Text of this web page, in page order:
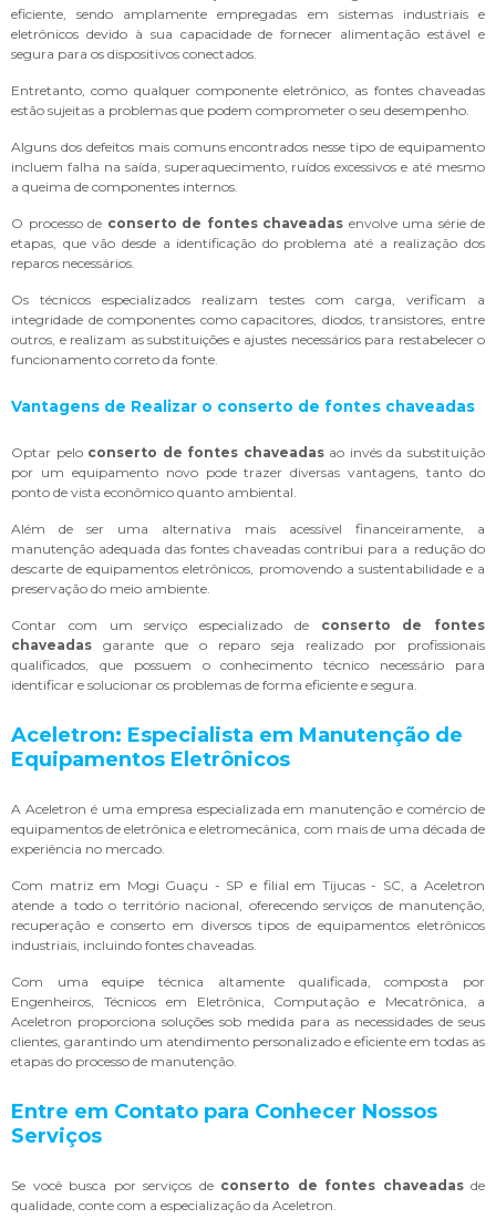
eficiente, sendo amplamente empregadas em sistemas industriais e
eletrônicos devido à sua capacidade de fornecer alimentação estável e
segura para os dispositivos conectados.
Entretanto, como qualquer componente eletrônico, as fontes chaveadas
estão sujeitas a problemas que podem comprometer o seu desempenho.
Alguns dos defeitos mais comuns encontrados nesse tipo de equipamento
incluem falha na saída, superaquecimento, ruídos excessivos e até mesmo
a queima de componentes internos.
O processo de conserto de fontes chaveadas envolve uma série de
etapas, que vão desde a identificação do problema até a realização dos
reparos necessários.
Os técnicos especializados realizam testes com carga, verificam a
integridade de componentes como capacitores, diodos, transistores, entre
outros, e realizam as substituições e ajustes necessários para restabelecer o
funcionamento correto da fonte.
Vantagens de Realizar o conserto de fontes chaveadas
Optar pelo conserto de fontes chaveadasao invés da substituição
por um equipamento novo pode trazer diversas vantagens, tanto do
ponto de vista econômico quanto ambiental.
Além de ser uma alternativa mais acessível financeiramente, a
manutenção adequada das fontes chaveadas contribui para a redução do
descarte de equipamentos eletrônicos, promovendo a sustentabilidade e a
preservação do meio ambiente.
Contar com um serviço especializado de conserto de fontes
chaveadas garante que o reparo seja realizado por profissionais
qualificados, que possuem o conhecimento técnico necessário para
identificar e solucionar os problemas de forma eficiente e segura.
Aceletron: Especialista em Manutenção de
Equipamentos Eletrônicos
A Aceletron é uma empresa especializada em manutenção e comércio de
equipamentos de eletrônica e eletromecânica, com mais de uma década de
experiência no mercado.
Com matriz em Mogi Guaçu - SP e filial em Tijucas - SC, a Aceletron
atende a todo o território nacional, oferecendo serviços de manutenção,
recuperação e conserto em diversos tipos de equipamentos eletrônicos
industriais, incluindo fontes chaveadas.
Com uma equipe técnica altamente qualificada, composta por
Engenheiros, Técnicos em Eletrônica, Computação e Mecatrônica, a
Aceletron proporciona soluções sob medida para as necessidades de seus
clientes, garantindo um atendimento personalizado e eficiente em todas as
etapas do processo de manutenção.
Entre em Contato para Conhecer Nossos
Serviços
Se você busca por serviços de conserto de fontes chaveadasde
qualidade, conte com a especialização da Aceletron.